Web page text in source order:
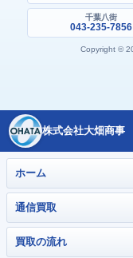
千葉八街
043-235-7856
Copyright ©
株式会社大畑商事
ホーム
通信買取
買取の流れ